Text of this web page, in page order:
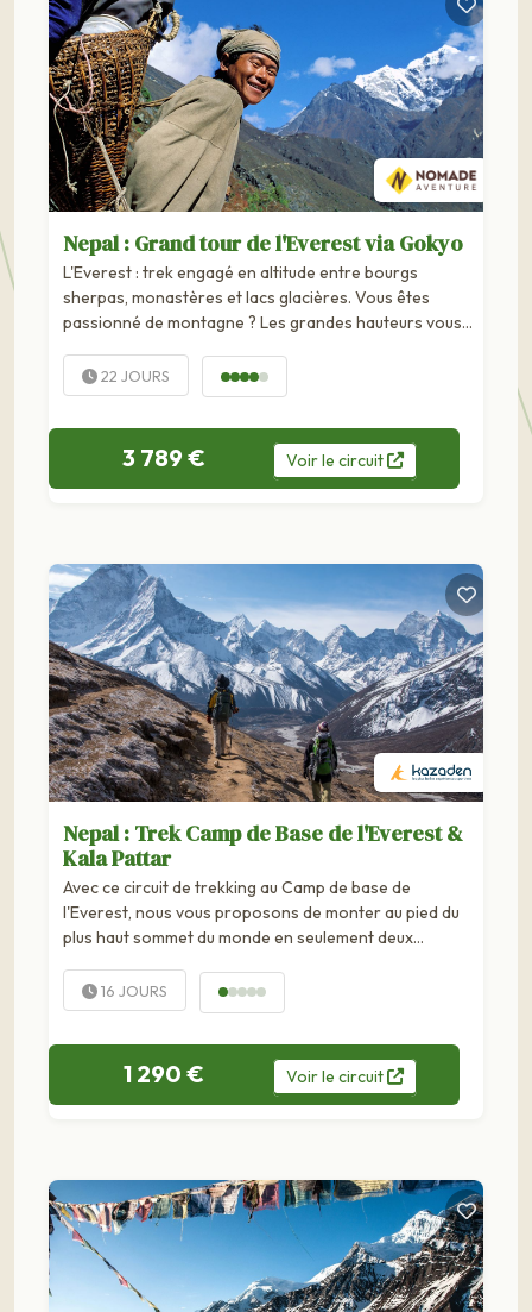
Nepal : Grand tour de l'Everest via Gokyo
L'Everest : trek engagé en altitude entre bourgs
sherpas, monastères et lacs glacières. Vous êtes
passionné de montagne ? Les grandes hauteurs vous
Partez à la conquête de la...
22 JOURS
3 789 € Voirle circuit
Nepal : Trek Camp de Base de l'Everest &
Kala Pattar
Avec ce circuit de trekking au Camp de base de
l'Everest, nous vous proposons de monter au pied du
plus haut sommet du monde en seulement deux
des sommets himalayens, entre Katmandou et...
16 JOURS
1 290 € Voirle circuit